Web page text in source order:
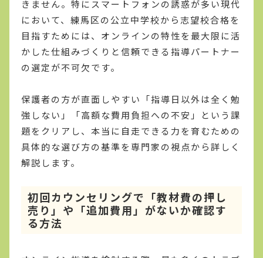
きません。特にスマートフォンの誘惑が多い現代
において、練馬区の公立中学校から志望校合格を
目指すためには、オンラインの特性を最大限に活
かした仕組みづくりと信頼できる指導パートナー
の選定が不可欠です。
保護者の方が直面しやすい「指導日以外は全く勉
強しない」「高額な費用負担への不安」という課
題をクリアし、本当に自走できる力を育むための
具体的な選び方の基準を専門家の視点から詳しく
解説します。
初回カウンセリングで「教材費の押し
売り」や「追加費用」がないか確認す
る方法